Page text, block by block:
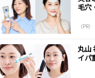
毛穴
（PR）
丸山
イパ